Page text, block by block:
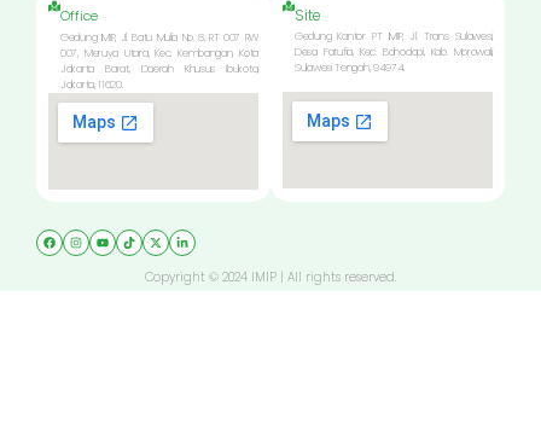
Office
Gedung IMIP, Jl. Batu Mulia No. 8, RT 007 RW
007, Meruya Utara, Kec. Kembangan, Kota
Jakarta Barat, Daerah Khusus Ibukota,
Jakarta, 11620.
Site
Gedung Kantor PT IMIP, Jl. Trans Sulawesi,
Desa Fatufia, Kec. Bahodopi, Kab. Morowali,
Sulawesi Tengah, 94974.
Copyright © 2024 IMIP | All rights reserved.